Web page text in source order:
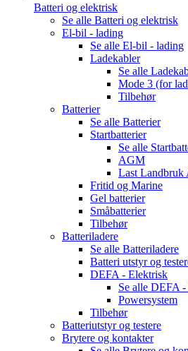
Batteri og elektrisk
Se alle Batteri og elektrisk
El-bil - lading
Se alle El-bil - lading
Ladekabler
Se alle
Mode 3 (for
Tilbehør
Batterier
Se alle Batterier
Startbatterier
Se alle
AGM
Last Landbruk
Fritid og Marine
Gel batterier
Småbatterier
Tilbehør
Batteriladere
Se alle Batteriladere
Batteri utstyr og
DEFA - Elektrisk
Se alle DEFA -
Powersystem
Tilbehør
Batteriutstyr og testere
Brytere og kontakter